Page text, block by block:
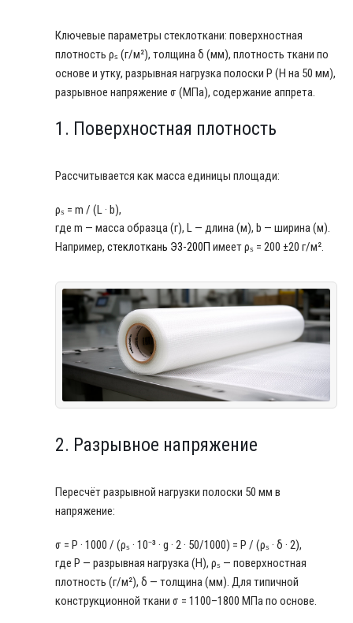
Ключевые параметры стеклоткани: поверхностная
плотность ρₛ (г/м²), толщина δ (мм), плотность ткани по
основе и утку, разрывная нагрузка полоски P (Н на 50 мм),
разрывное напряжение σ (МПа), содержание аппрета.
1. Поверхностная плотность
Рассчитывается как масса единицы площади:
ρₛ = m / (L · b),
где m — масса образца (г), L — длина (м), b — ширина (м).
Например, стеклоткань Э3-200П имеет ρₛ = 200 ±20 г/м².
2. Разрывное напряжение
Пересчёт разрывной нагрузки полоски 50 мм в
напряжение:
σ = P · 1000 / (ρₛ · 10⁻³ · g · 2 · 50/1000) = P / (ρₛ · δ · 2),
где P — разрывная нагрузка (Н), ρₛ — поверхностная
плотность (г/м²), δ — толщина (мм). Для типичной
конструкционной ткани σ = 1100–1800 МПа по основе.